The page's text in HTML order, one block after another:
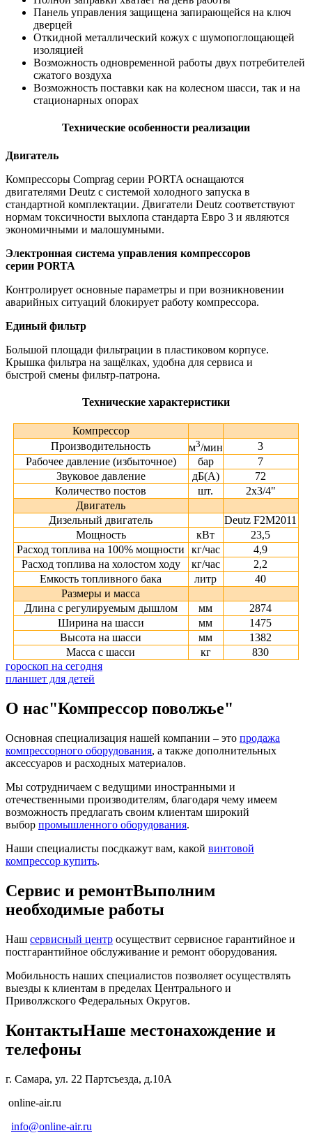
Панель управления защищена запирающейся на ключ
дверцей
Откидной металлический кожух с шумопоглощающей
изоляцией
Возможность одновременной работы двух потребителей
сжатого воздуха
Возможность поставки как на колесном шасси, так и на
стационарных опорах
Технические особенности реализации
Двигатель
Компрессоры Comprag серии PORTA оснащаются
двигателями Deutz с системой холодного запуска в
стандартной комплектации. Двигатели Deutz соответствуют
нормам токсичности выхлопа стандарта Евро 3 и являются
экономичными и малошумными.
Электронная система управления компрессоров
серии PORTA
Контролирует основные параметры и при возникновении
аварийных ситуаций блокирует работу компрессора.
Единый фильтр
Большой площади фильтрации в пластиковом корпусе.
Крышка фильтра на защёлках, удобна для сервиса и
быстрой смены фильтр-патрона.
Технические характеристики
Компрессор
Производительность
м3/мин
3
Рабочее давление (избыточное)
бар
7
Звуковое давление
дБ(А)
72
Количество постов
шт.
2х3/4"
Двигатель
Дизельный двигатель
Deutz F2M2011
Мощность
кВт
23,5
Расход топлива на 100% мощности
кг/час
4,9
Расход топлива на холостом ходу
кг/час
2,2
Емкость топливного бака
литр
40
Размеры и масса
Длина с регулируемым дышлом
мм
2874
Ширина на шасси
мм
1475
Высота на шасси
мм
1382
Масса с шасси
кг
830
гороскоп на сегодня
планшет для детей
О нас"Компрессор поволжье"
Основная специализация нашей компании – это продажа
компрессорного оборудования, а также дополнительных
аксессуаров и расходных материалов.
Мы сотрудничаем с ведущими иностранными и
отечественными производителям, благодаря чему имеем
возможность предлагать своим клиентам широкий
выбор промышленного оборудования.
Наши специалисты посдкажут вам, какой винтовой
компрессор купить.
Сервис и ремонтВыполним
необходимые работы
Наш сервисный центр осуществит сервисное гарантийное и
постгарантийное обслуживание и ремонт оборудования.
Мобильность наших специалистов позволяет осуществлять
выезды к клиентам в пределах Центрального и
Приволжского Федеральных Округов.
КонтактыНаше местонахождение и
телефоны
г. Самара, ул. 22 Партсъезда, д.10А
online-air.ru
info@online-air.ru